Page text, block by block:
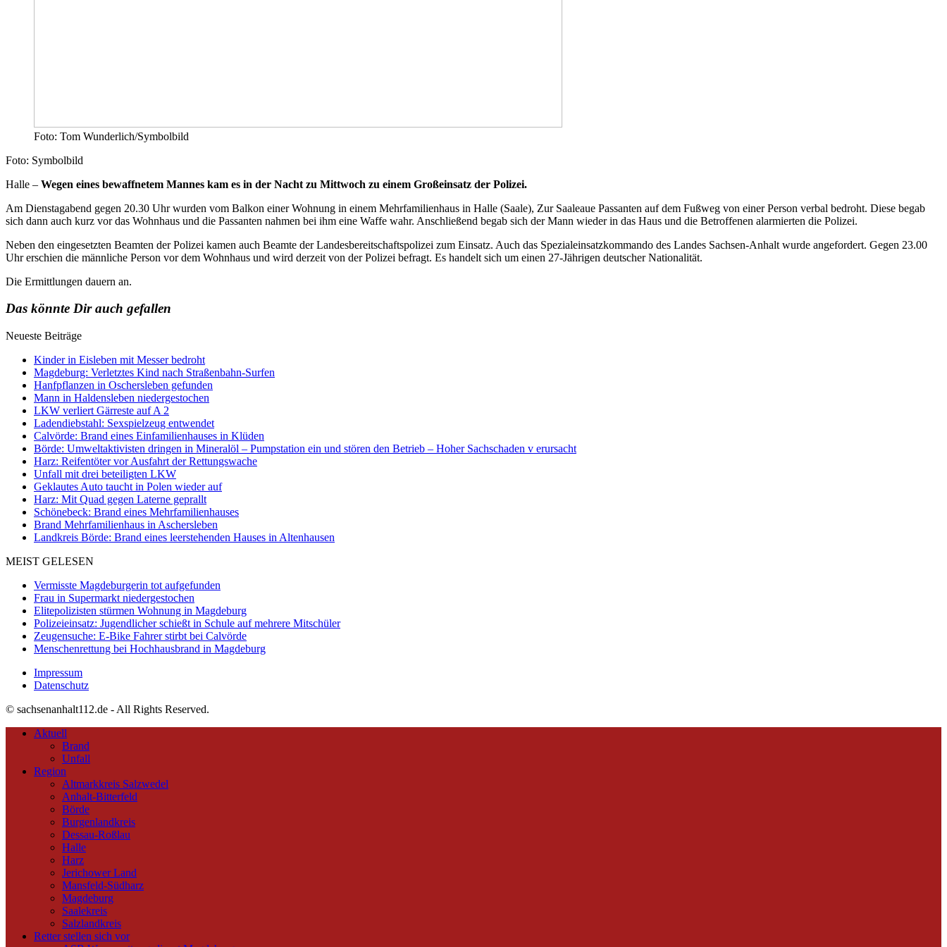
Foto: Tom Wunderlich/Symbolbild
Foto: Symbolbild
Halle – Wegen eines bewaffnetem Mannes kam es in der Nacht zu Mittwoch zu einem Großeinsatz der Polizei.
Am Dienstagabend gegen 20.30 Uhr wurden vom Balkon einer Wohnung in einem Mehrfamilienhaus in Halle (Saale), Zur Saaleaue Passanten auf dem Fußweg von einer Person verbal bedroht. Diese begab
sich dann auch kurz vor das Wohnhaus und die Passanten nahmen bei ihm eine Waffe wahr. Anschließend begab sich der Mann wieder in das Haus und die Betroffenen alarmierten die Polizei.
Neben den eingesetzten Beamten der Polizei kamen auch Beamte der Landesbereitschaftspolizei zum Einsatz. Auch das Spezialeinsatzkommando des Landes Sachsen-Anhalt wurde angefordert. Gegen 23.00
Uhr erschien die männliche Person vor dem Wohnhaus und wird derzeit von der Polizei befragt. Es handelt sich um einen 27-Jährigen deutscher Nationalität.
Die Ermittlungen dauern an.
Das könnte Dir auch gefallen
Neueste Beiträge
Kinder in Eisleben mit Messer bedroht
Magdeburg: Verletztes Kind nach Straßenbahn-Surfen
Hanfpflanzen in Oschersleben gefunden
Mann in Haldensleben niedergestochen
LKW verliert Gärreste auf A 2
Ladendiebstahl: Sexspielzeug entwendet
Calvörde: Brand eines Einfamilienhauses in Klüden
Börde: Umweltaktivisten dringen in Mineralöl – Pumpstation ein und stören den Betrieb – Hoher Sachschaden v erursacht
Harz: Reifentöter vor Ausfahrt der Rettungswache
Unfall mit drei beteiligten LKW
Geklautes Auto taucht in Polen wieder auf
Harz: Mit Quad gegen Laterne geprallt
Schönebeck: Brand eines Mehrfamilienhauses
Brand Mehrfamilienhaus in Aschersleben
Landkreis Börde: Brand eines leerstehenden Hauses in Altenhausen
MEIST GELESEN
Vermisste Magdeburgerin tot aufgefunden
Frau in Supermarkt niedergestochen
Elitepolizisten stürmen Wohnung in Magdeburg
Polizeieinsatz: Jugendlicher schießt in Schule auf mehrere Mitschüler
Zeugensuche: E-Bike Fahrer stirbt bei Calvörde
Menschenrettung bei Hochhausbrand in Magdeburg
Impressum
Datenschutz
© sachsenanhalt112.de - All Rights Reserved.
Aktuell
Brand
Unfall
Region
Altmarkkreis Salzwedel
Anhalt-Bitterfeld
Börde
Burgenlandkreis
Dessau-Roßlau
Halle
Harz
Jerichower Land
Mansfeld-Südharz
Magdeburg
Saalekreis
Salzlandkreis
Retter stellen sich vor